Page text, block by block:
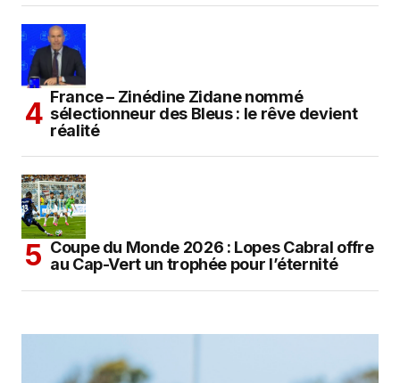
France – Zinédine Zidane nommé
sélectionneur des Bleus : le rêve devient
réalité
Coupe du Monde 2026 : Lopes Cabral offre
au Cap-Vert un trophée pour l’éternité